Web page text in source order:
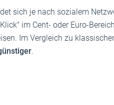
sich je nach sozialem
im Cent- oder Euro-
Im Vergleich zu
.